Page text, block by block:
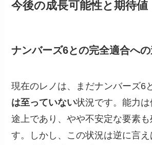
今後の成長可能性と期待値
ナンバーズ6との完全適合へ
現在のレノは、まだナンバーズ6
は至っていない状況です。能力
途上であり、やや不安定な要素も
す。しかし、この状況は逆に言